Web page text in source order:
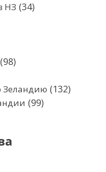
НЗ (34)
(98)
Зеландию (132)
(99)